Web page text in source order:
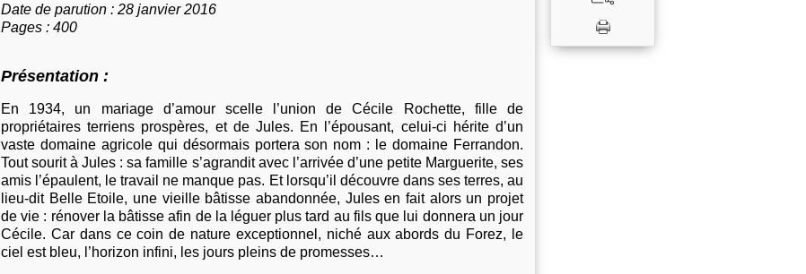
Date de parution : 28 janvier 2016
Pages : 400
Présentation :
En 1934, un mariage d’amour scelle l’union de Cécile Rochette, fille de
propriétaires terriens prospères, et de Jules. En l’épousant, celui-ci hérite d’un
vaste domaine agricole qui désormais portera son nom : le domaine Ferrandon.
Tout sourit à Jules : sa famille s’agrandit avec l’arrivée d’une petite Marguerite, ses
amis l’épaulent, le travail ne manque pas. Et lorsqu’il découvre dans ses terres, au
lieu-dit Belle Etoile, une vieille bâtisse abandonnée, Jules en fait alors un projet
de vie : rénover la bâtisse afin de la léguer plus tard au fils que lui donnera un jour
Cécile. Car dans ce coin de nature exceptionnel, niché aux abords du Forez, le
ciel est bleu, l’horizon infini, les jours pleins de promesses…